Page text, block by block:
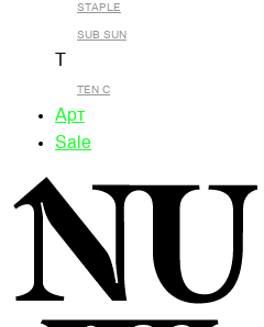
STAPLE
SUB SUN
TEN C
Арт
Sale